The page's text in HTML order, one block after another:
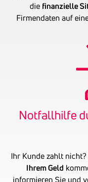
die finanzielle
Firmendaten auf
Notfall­hilfe
Ihr Kunde zahlt
Ihrem Geld
informieren Sie und